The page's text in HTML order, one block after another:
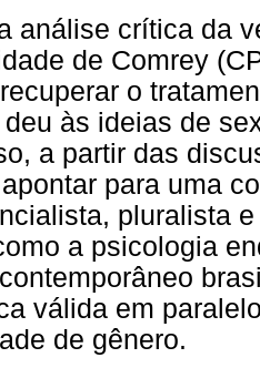
análise crítica da
de Comrey
o
às ideias de
a partir das
para uma
pluralista
a psicologia
válida em
de gênero.